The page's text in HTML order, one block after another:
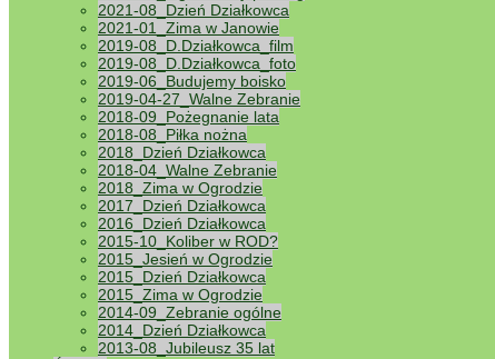
2021-08_Dzień Działkowca
2021-01_Zima w Janowie
2019-08_D.Działkowca_film
2019-08_D.Działkowca_foto
2019-06_Budujemy boisko
2019-04-27_Walne Zebranie
2018-09_Pożegnanie lata
2018-08_Piłka nożna
2018_Dzień Działkowca
2018-04_Walne Zebranie
2018_Zima w Ogrodzie
2017_Dzień Działkowca
2016_Dzień Działkowca
2015-10_Koliber w ROD?
2015_Jesień w Ogrodzie
2015_Dzień Działkowca
2015_Zima w Ogrodzie
2014-09_Zebranie ogólne
2014_Dzień Działkowca
2013-08_Jubileusz 35 lat